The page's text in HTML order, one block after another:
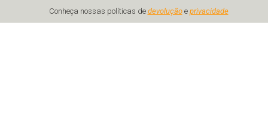
Conheça nossas políticas de devoluçãoe privacidade